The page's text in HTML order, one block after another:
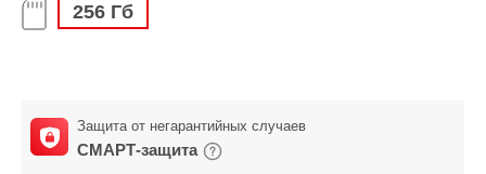
256 Гб
Защита от негарантийных случаев
СМАРТ-защита